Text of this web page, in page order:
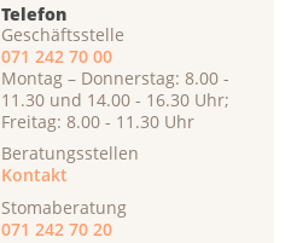
Telefon
Geschäftsstelle
071 242 70 00
Montag – Donnerstag: 8.00 -
11.30 und 14.00 - 16.30 Uhr;
Freitag: 8.00 - 11.30 Uhr
Beratungsstellen
Kontakt
Stomaberatung
071 242 70 20